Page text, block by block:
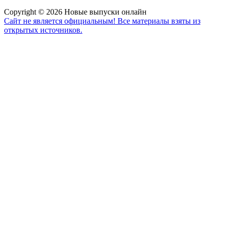
Copyright © 2026 Новые выпуски онлайн
Сайт не является официальным! Все материалы взяты из
открытых источников.